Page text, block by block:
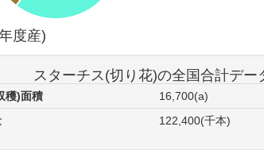
度産)
スターチス(切り花)の全国合計デー
穫)面積
16,700(a)
122,400(千本)